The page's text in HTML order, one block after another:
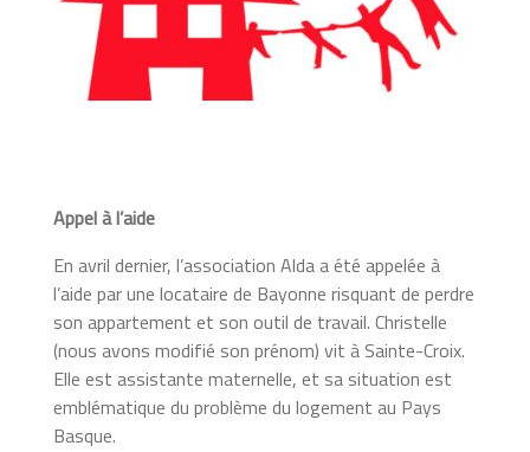
Appel à l’aide
En avril dernier, l’association Alda a été appelée à
l’aide par une locataire de Bayonne risquant de perdre
son appartement et son outil de travail. Christelle
(nous avons modifié son prénom) vit à Sainte-Croix.
Elle est assistante maternelle, et sa situation est
emblématique du problème du logement au Pays
Basque.